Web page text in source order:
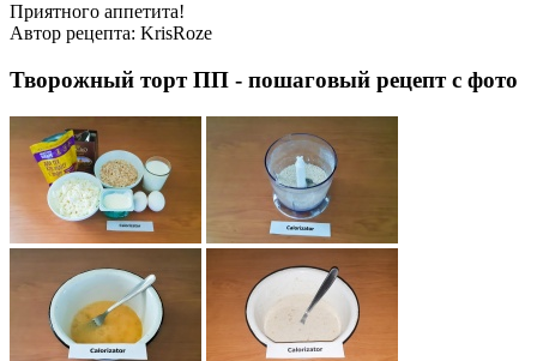
Приятного аппетита!
Автор рецепта: KrisRoze
Творожный торт ПП - пошаговый рецепт с фото